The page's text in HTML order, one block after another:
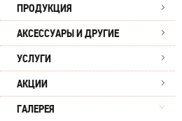
ПРОДУКЦИЯ
АКСЕССУАРЫ И ДРУГИЕ
УСЛУГИ
АКЦИИ
ГАЛЕРЕЯ